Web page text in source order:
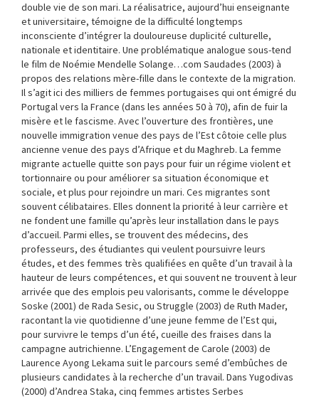
double vie de son mari. La réalisatrice, aujourd’hui enseignante
et universitaire, témoigne de la difficulté longtemps
inconsciente d’intégrer la douloureuse duplicité culturelle,
nationale et identitaire. Une problématique analogue sous-tend
le film de Noémie Mendelle Solange…com Saudades (2003) à
propos des relations mère-fille dans le contexte de la migration.
Il s’agit ici des milliers de femmes portugaises qui ont émigré du
Portugal vers la France (dans les années 50 à 70), afin de fuir la
misère et le fascisme. Avec l’ouverture des frontières, une
nouvelle immigration venue des pays de l’Est côtoie celle plus
ancienne venue des pays d’Afrique et du Maghreb. La femme
migrante actuelle quitte son pays pour fuir un régime violent et
tortionnaire ou pour améliorer sa situation économique et
sociale, et plus pour rejoindre un mari. Ces migrantes sont
souvent célibataires. Elles donnent la priorité à leur carrière et
ne fondent une famille qu’après leur installation dans le pays
d’accueil. Parmi elles, se trouvent des médecins, des
professeurs, des étudiantes qui veulent poursuivre leurs
études, et des femmes très qualifiées en quête d’un travail à la
hauteur de leurs compétences, et qui souvent ne trouvent à leur
arrivée que des emplois peu valorisants, comme le développe
Soske (2001) de Rada Sesic, ou Struggle (2003) de Ruth Mader,
racontant la vie quotidienne d’une jeune femme de l’Est qui,
pour survivre le temps d’un été, cueille des fraises dans la
campagne autrichienne. L’Engagement de Carole (2003) de
Laurence Ayong Lekama suit le parcours semé d’embûches de
plusieurs candidates à la recherche d’un travail. Dans Yugodivas
(2000) d’Andrea Staka, cinq femmes artistes Serbes